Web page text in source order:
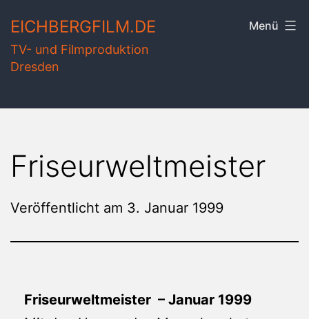
Inhalt
springen
EICHBERGFILM.DE
TV- und Filmproduktion
Dresden
Menü
Friseurweltmeister
Veröffentlicht am 3. Januar 1999
Friseurweltmeister – Januar 1999